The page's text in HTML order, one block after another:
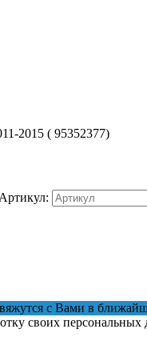
2015 ( 95352377)
Артикул:
с Вами в
своих персональных